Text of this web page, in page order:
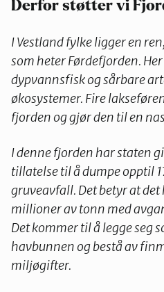
Derfor støtter vi
I Vestland fylke ligger en
som heter Førdefjorden.
dypvannsfisk og sårbare
økosystemer. Fire
fjorden og gjør den til en
I denne fjorden har staten
tillatelse til å dumpe opptil
gruveavfall. Det betyr at
millioner av tonn med
Det kommer til å legge seg
havbunnen og bestå av
miljøgifter.